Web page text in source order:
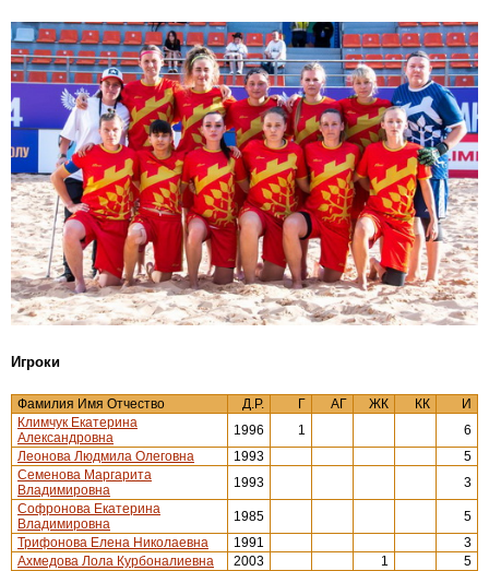
Игроки
Фамилия Имя Отчество Д.Р. Г АГ ЖК КК
И
Климчук Екатерина
Александровна
1996 1
6
Леонова Людмила Олеговна
1993
5
Семенова Маргарита
Владимировна
1993
3
Софронова Екатерина
Владимировна
1985
5
Трифонова Елена Николаевна
1991
3
Ахмедова Лола Курбоналиевна
2003 1
5